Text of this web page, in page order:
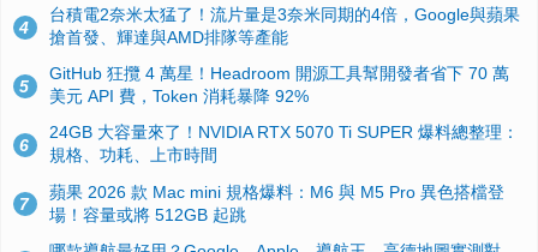
4
台積電2奈米太猛了！流片量是3奈米同期的4倍，Google與蘋果
搶首發、輝達與AMD排隊等產能
5
GitHub 狂攬 4 萬星！Headroom 開源工具幫開發者省下 70 萬
美元 API 費，Token 消耗暴降 92%
6
24GB 大容量來了！NVIDIA RTX 5070 Ti SUPER 爆料總整理：
規格、功耗、上市時間
7
蘋果 2026 款 Mac mini 規格爆料：M6 與 M5 Pro 異色搭檔登
場！容量或將 512GB 起跳